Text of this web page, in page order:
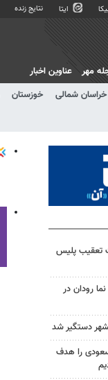
ایتا نتایج زنده
خراسان شمالی خوزستان
مهر عناوین اخبار
تعقیب پلیس
رودان در
دستگیر شد
را هدف